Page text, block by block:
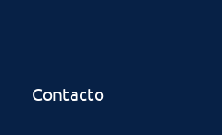
Contacto